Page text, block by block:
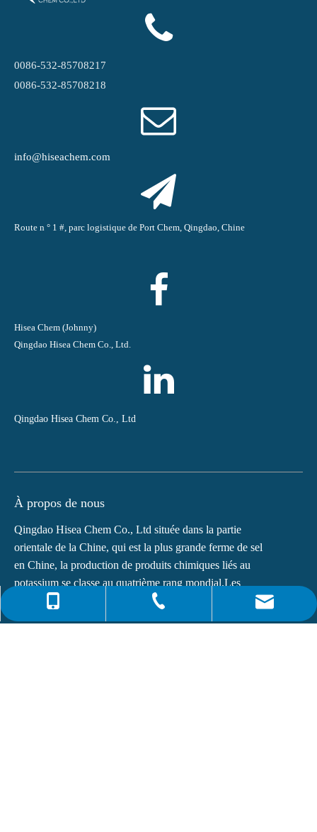
0086-532-85708217
0086-4008266163-82717
info@hiseachem.com
0086-532-85708217
0086-532-85708218
info@hiseachem.com
Route n ° 1 #, parc logistique de Port Chem, Qingdao, Chine
Hisea Chem (Johnny)
Qingdao Hisea Chem Co., Ltd.
Qingdao Hisea Chem Co., Ltd
À propos de nous
Qingdao Hisea Chem Co., Ltd située dans la partie
orientale de la Chine, qui est la plus grande ferme de sel
en Chine, la production de produits chimiques liés au
potassium se classe au quatrième rang mondial.Les